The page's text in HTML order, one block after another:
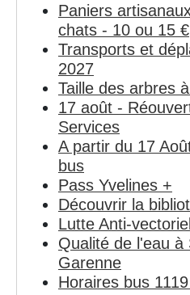
Paniers
chats - 10 ou 15 €
Transports et
2027
Taille des arbres
17 août -
Services
A partir du 17
bus
Pass Yvelines +
Découvrir la
Lutte Anti-
Qualité de l'eau à
Garenne
Horaires bus